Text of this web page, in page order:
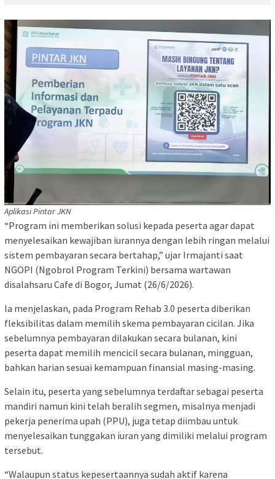
Aplikasi Pintar JKN
“Program ini memberikan solusi kepada peserta agar dapat
menyelesaikan kewajiban iurannya dengan lebih ringan melalui
sistem pembayaran secara bertahap,” ujar Irmajanti saat
NGOPI (Ngobrol Program Terkini) bersama wartawan
disalahsaru Cafe di Bogor, Jumat (26/6/2026).
Ia menjelaskan, pada Program Rehab 3.0 peserta diberikan
fleksibilitas dalam memilih skema pembayaran cicilan. Jika
sebelumnya pembayaran dilakukan secara bulanan, kini
peserta dapat memilih mencicil secara bulanan, mingguan,
bahkan harian sesuai kemampuan finansial masing-masing.
Selain itu, peserta yang sebelumnya terdaftar sebagai peserta
mandiri namun kini telah beralih segmen, misalnya menjadi
pekerja penerima upah (PPU), juga tetap diimbau untuk
menyelesaikan tunggakan iuran yang dimiliki melalui program
tersebut.
“Walaupun status kepesertaannya sudah aktif karena